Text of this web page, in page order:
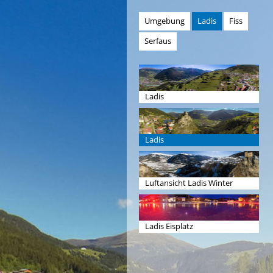
Umgebung Ladis
Fiss
Serfaus
Ladis
Ladis
Luftansicht Ladis Winter
Ladis Eisplatz